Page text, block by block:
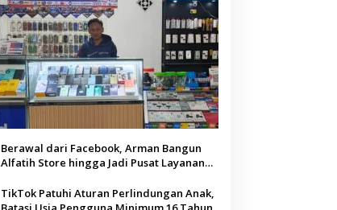
Berawal dari Facebook, Arman Bangun
Alfatih Store hingga Jadi Pusat Layanan
TikTok Patuhi Aturan Perlindungan Anak,